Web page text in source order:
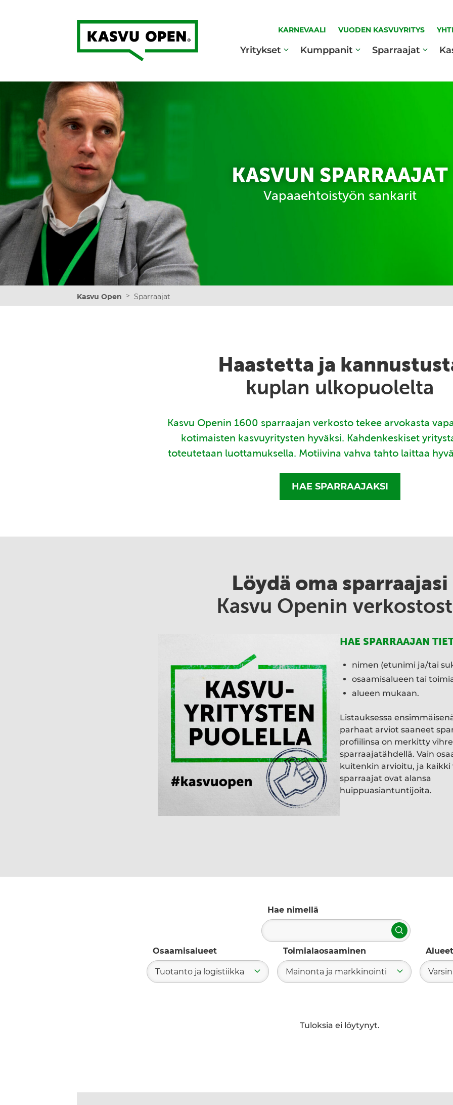
Kasvu Open
KARNEVAALI VUODEN KASVUYRITYS
Yritykset Kumppanit Sparraajat
KASVUN SPARRAAJAT
Vapaaehtoistyön sankarit
Kasvu Open > Sparraajat
Haastetta ja
kuplan ulkopuolelta
Kasvu Openin 1600 sparraajan verkosto tekee arvokasta
kotimaisten kasvuyritysten hyväksi. Kahdenkeskiset
toteutetaan luottamuksella. Motiivina vahva tahto laittaa
HAE SPARRAAJAKSI
Löydä oma sparraajasi
Kasvu Openin
HAE SPARRAAJAN
nimen (etunimi ja/tai
osaamisalueen tai
alueen mukaan.
Listauksessa
parhaat arviot saaneet
profiilinsa on merkitty
sparraajatähdellä. Vain
kuitenkin arvioitu, ja
sparraajat ovat alansa
huippuasiantuntijoita.
Hae nimellä
Hae
Osaamisalueet
Tuotanto ja logistiikka
Toimialaosaaminen
Mainonta ja markkinointi
Alueet
Tuloksia ei löytynyt.